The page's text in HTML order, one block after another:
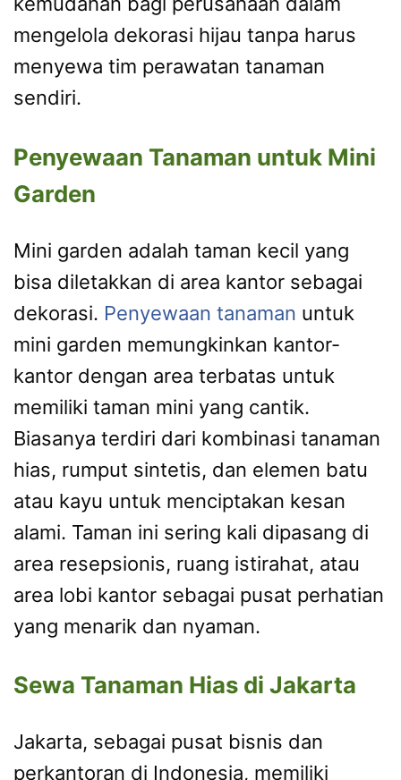
mengelola dekorasi hijau tanpa harus
menyewa tim perawatan tanaman
sendiri.
Penyewaan Tanaman untuk Mini
Garden
Mini garden adalah taman kecil yang
bisa diletakkan di area kantor sebagai
dekorasi. Penyewaan tanaman untuk
mini garden memungkinkan kantor-
kantor dengan area terbatas untuk
memiliki taman mini yang cantik.
Biasanya terdiri dari kombinasi tanaman
hias, rumput sintetis, dan elemen batu
atau kayu untuk menciptakan kesan
alami. Taman ini sering kali dipasang di
area resepsionis, ruang istirahat, atau
area lobi kantor sebagai pusat perhatian
yang menarik dan nyaman.
Sewa Tanaman Hias di Jakarta
Jakarta, sebagai pusat bisnis dan
perkantoran di Indonesia, memiliki